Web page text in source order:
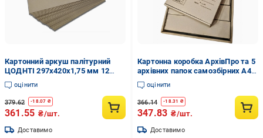
Картонний аркуш палітурний
ЦОДНТІ 297х420х1,75 мм 12
листів (КPL-297х420-1,75-12-2)
оцінити
379.62 -18.07 ₴
361.55 ₴/шт.
Доставимо
Картонна коробка АрхівПро та 5
архівних папок самозбірних А4
410х330х235 мм (11664900)
оцінити
366.14 -18.31 ₴
347.83 ₴/шт.
Доставимо